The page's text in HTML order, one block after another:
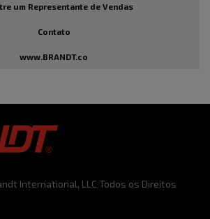
um Representante de Vendas
Contato
www.BRANDT.co
International, LLC Todos os Direitos